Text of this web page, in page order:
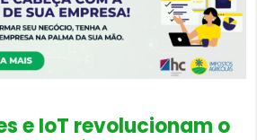
e IoT revolucionam o